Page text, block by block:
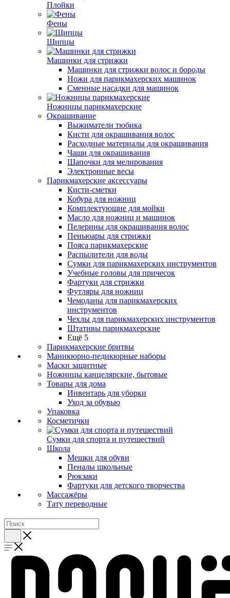
Плойки
Фены
Щипцы
Машинки для стрижки
Машинки для стрижки волос и бороды
Ножи для парикмахерских машинок
Сменные насадки для машинок
Ножницы парикмахерские
Окрашивание
Выжиматели тюбика
Кисти для окрашивания волос
Расходные материалы для окрашивания
Чаши для окрашивания
Шапочки для мелирования
Электронные весы
Парикмахерские аксессуары
Кисти-сметки
Кобура для ножниц
Комплектующие для мойки
Масло для ножниц и машинок
Пелерины для окрашивания волос
Пеньюары для стрижки
Пояса парикмахерские
Распылители для воды
Сумки для парикмахерских инструментов
Учебные головы для причесок
Фартуки для стрижки
Футляры для ножниц
Чемоданы для парикмахерских
инструментов
Чехлы для парикмахерских инструментов
Штативы парикмахерские
Ещё 5
Парикмахерские бритвы
Маникюрно-педикюрные наборы
Маски защитные
Ножницы канцелярские, бытовые
Товары для дома
Инвентарь для уборки
Уход за обувью
Упаковка
Косметички
Сумки для спорта и путешествий
Школа
Мешки для обуви
Пеналы школьные
Рюкзаки
Фартуки для детского творчества
Массажёры
Тату переводные